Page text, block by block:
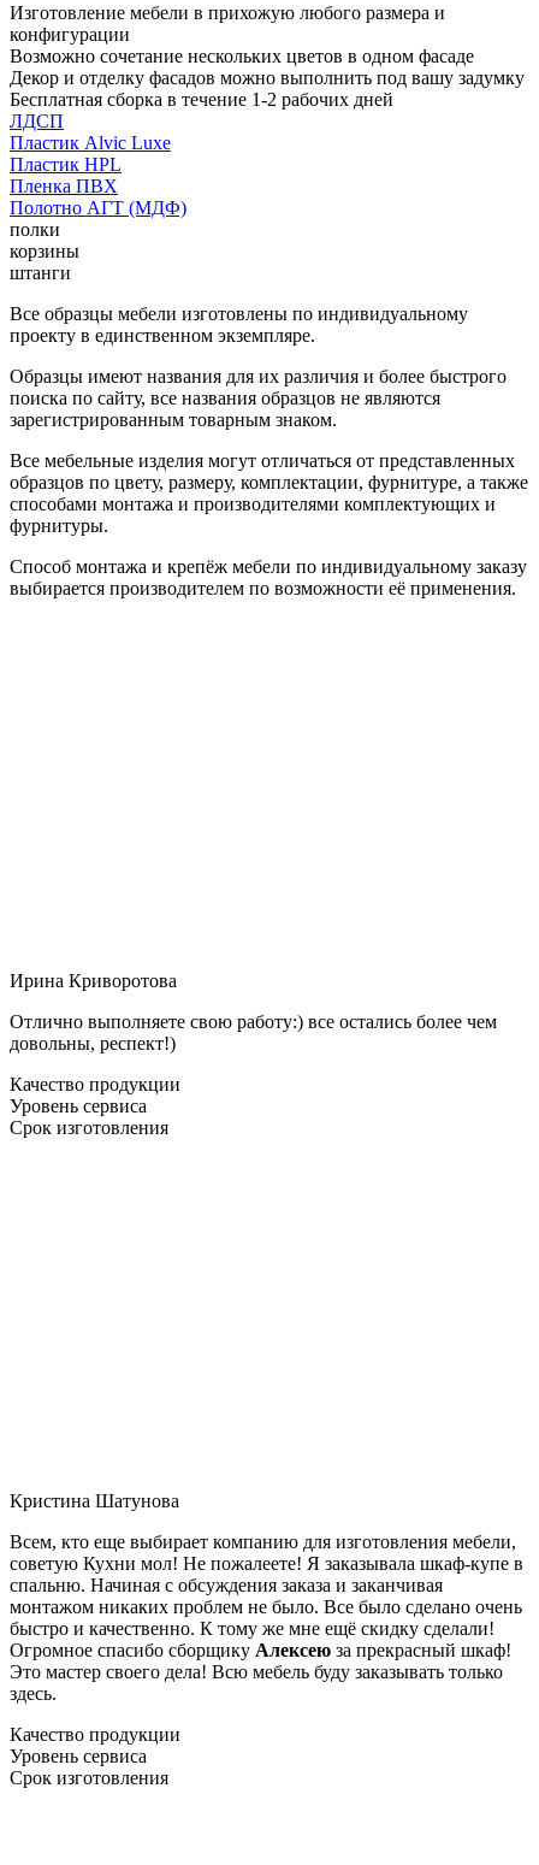
Изготовление мебели в прихожую любого размера и
конфигурации
Возможно сочетание нескольких цветов в одном фасаде
Декор и отделку фасадов можно выполнить под вашу задумку
Бесплатная сборка в течение 1-2 рабочих дней
ЛДСП
Пластик Alvic Luxe
Пластик HPL
Пленка ПВХ
Полотно АГТ (МДФ)
полки
корзины
штанги
Все образцы мебели изготовлены по индивидуальному
проекту в единственном экземпляре.
Образцы имеют названия для их различия и более быстрого
поиска по сайту, все названия образцов не являются
зарегистрированным товарным знаком.
Все мебельные изделия могут отличаться от представленных
образцов по цвету, размеру, комплектации, фурнитуре, а также
способами монтажа и производителями комплектующих и
фурнитуры.
Способ монтажа и крепёж мебели по индивидуальному заказу
выбирается производителем по возможности её применения.
Ирина Криворотова
Отлично выполняете свою работу:) все остались более чем
довольны, респект!)
Качество продукции
Уровень сервиса
Срок изготовления
Кристина Шатунова
Всем, кто еще выбирает компанию для изготовления мебели,
советую Кухни мол! Не пожалеете! Я заказывала шкаф-купе в
спальню. Начиная с обсуждения заказа и заканчивая
монтажом никаких проблем не было. Все было сделано очень
быстро и качественно. К тому же мне ещё скидку сделали!
Огромное спасибо сборщику Алексею за прекрасный шкаф!
Это мастер своего дела! Всю мебель буду заказывать только
здесь.
Качество продукции
Уровень сервиса
Срок изготовления